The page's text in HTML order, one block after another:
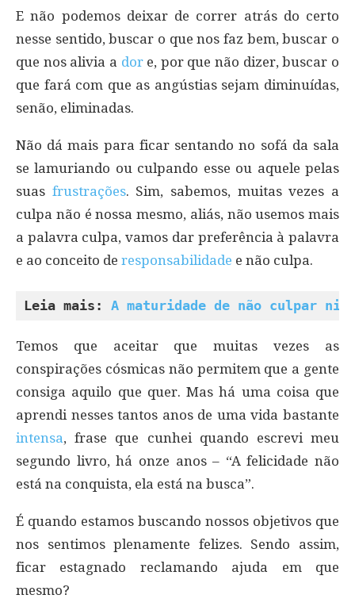
E não podemos deixar de correr atrás do certo
nesse sentido, buscar o que nos faz bem, buscar o
que nos alivia a dore, por que não dizer, buscar o
que fará com que as angústias sejam diminuídas,
senão, eliminadas.
Não dá mais para ficar sentando no sofá da sala
se lamuriando ou culpando esse ou aquele pelas
suas frustrações. Sim, sabemos, muitas vezes a
culpa não é nossa mesmo, aliás, não usemos mais
a palavra culpa, vamos dar preferência à palavra
e ao conceito de responsabilidade e não culpa.
Leia mais: A maturidade de não culpar
Temos que aceitar que muitas vezes as
conspirações cósmicas não permitem que a gente
consiga aquilo que quer. Mas há uma coisa que
aprendi nesses tantos anos de uma vida bastante
intensa, frase que cunhei quando escrevi meu
segundo livro, há onze anos – “A felicidade não
está na conquista, ela está na busca”.
É quando estamos buscando nossos objetivos que
nos sentimos plenamente felizes. Sendo assim,
ficar estagnado reclamando ajuda em que
mesmo?